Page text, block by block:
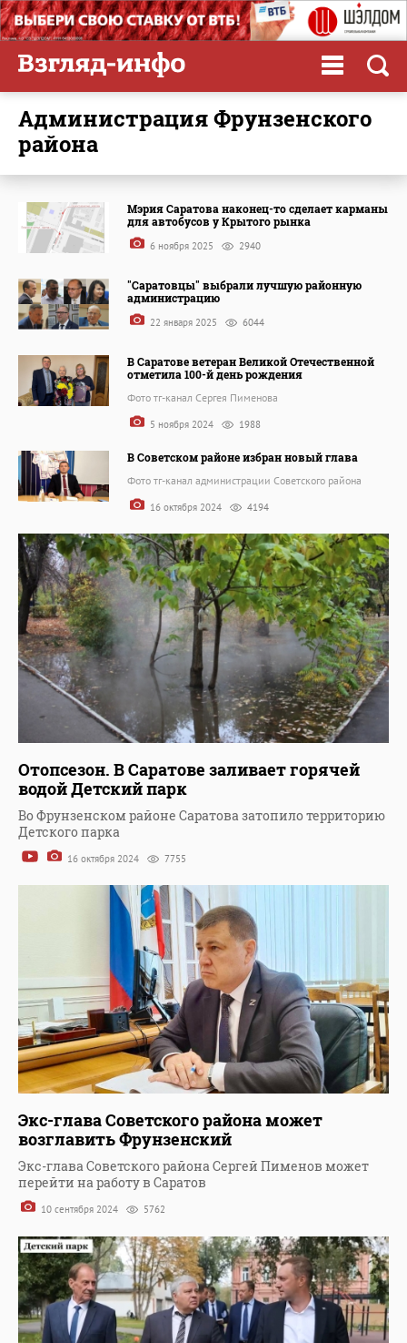
администрация Фрунзенского
района
Мэрия Саратова наконец-то сделает карманы
для автобусов у Крытого рынка
6 ноября 2025 2940
"Саратовцы" выбрали лучшую районную
администрацию
22 января 2025 6044
В Саратове ветеран Великой Отечественной
отметила 100-й день рождения
Фото тг-канал Сергея Пименова
5 ноября 2024 1988
В Советском районе избран новый глава
Фото тг-канал администрации Советского района
16 октября 2024 4194
Отопсезон. В Саратове заливает горячей
водой Детский парк
Во Фрунзенском районе Саратова затопило территорию
Детского парка
16 октября 2024 7755
Экс-глава Советского района может
возглавить Фрунзенский
Экс-глава Советского района Сергей Пименов может
перейти на работу в Саратов
10 сентября 2024 5762